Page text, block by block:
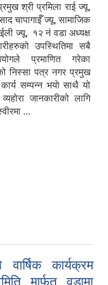
श्री प्रमिला राई ज्यू,
चापागाईँ ज्यू, सामाजिक
ज्यू, १२ नं वडा अध्यक्ष
उपस्थितिमा सबै
प्रमाणित गरेका
निस्सा पत्र नगर प्रमुख
सम्पन्न भयाे साथै यो
जानकारीको लागि
...
कार्यक्रम
मार्फत वडामा